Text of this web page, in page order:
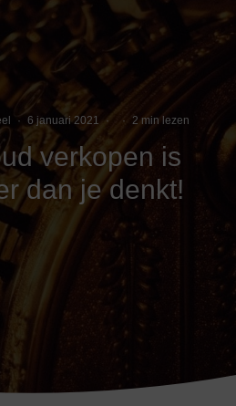
· 6 januari 2021 · · 2 min lezen
verkopen is
dan je denkt!